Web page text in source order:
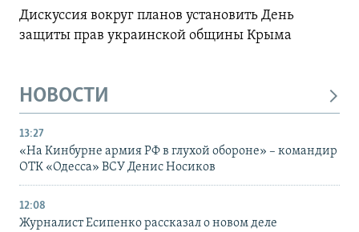
Дискуссия вокруг планов установить День
защиты прав украинской общины Крыма
НОВОСТИ
13:27
«На Кинбурне армия РФ в глухой обороне» – командир
ОТК «Одесса» ВСУ Денис Носиков
12:08
Журналист Есипенко рассказал о новом деле